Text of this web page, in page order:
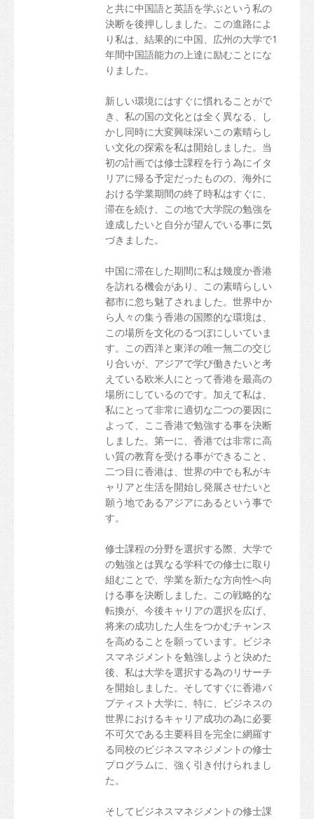
と共に中国語と英語を学ぶという私の
決断を後押ししました。この進路によ
り私は、結果的に中国、広州の大学で1
年間中国語能力の上達に励むことにな
りました。
新しい環境にはすぐに慣れることがで
き、私の国の文化とは全く異なる、し
かし同時に大変興味深いこの素晴らし
い文化の探索を私は開始しました。当
初の計画では修士課程を行う為にイタ
リアに帰る予定だったものの、海外に
おける学業期間の終了時私はすぐに、
滞在を続け、この地で大学院の勉強を
達成したいと自分が望んでいる事に気
づきました。
中国に滞在した期間に私は幾度か香港
を訪れる機会があり、この素晴らしい
都市に忽ち魅了されました。世界中か
ら人々の集う香港の国際的な環境は、
この場所を文化のるつぼにしいていま
す。この西洋と東洋の唯一無二の交じ
り合いが、アジアで学び働きたいと考
えている欧米人にとって香港を最高の
場所にしているのです。加えて私は、
私にとって非常に適切な二つの要因に
よって、ここ香港で勉強する事を決断
しました。第一に、香港では非常に高
い質の教育を受ける事ができること、
二つ目に香港は、世界の中でも私がキ
ャリアと生活を開始し発展させたいと
願う地であるアジアにあるという事で
す。
修士課程の分野を選択する際、大学で
の勉強とは異なる学科での修士に取り
組むことで、学業を新たな方向性へ向
ける事を決断しました。この戦略的な
転換が、今後キャリアの選択を広げ、
将来の成功した人生をつかむチャンス
を高めることを願っています。ビジネ
スマネジメントを勉強しようと決めた
後、私は大学を選択する為のリサーチ
を開始しました。そしてすぐに香港バ
プティスト大学に、特に、ビジネスの
世界におけるキャリア成功の為に必要
不可欠である主要科目を完全に網羅す
る同校のビジネスマネジメントの修士
プログラムに、強く引き付けられまし
た。
そしてビジネスマネジメントの修士課